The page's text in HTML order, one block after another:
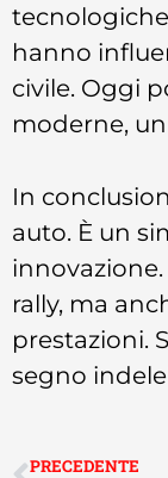
hanno
civile. Oggi
moderne,
In
auto. È un
rally, ma
prestazioni.
segno
PRECEDENTE